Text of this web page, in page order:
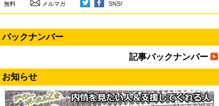
無料 メルマガ SNS!
バックナンバー
記事バックナンバー
お知らせ